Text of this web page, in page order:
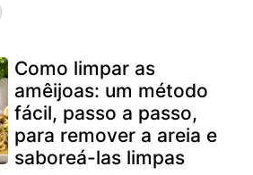
Como limpar as
amêijoas: um método
fácil, passo a passo,
para remover a areia e
saboreá-las limpas